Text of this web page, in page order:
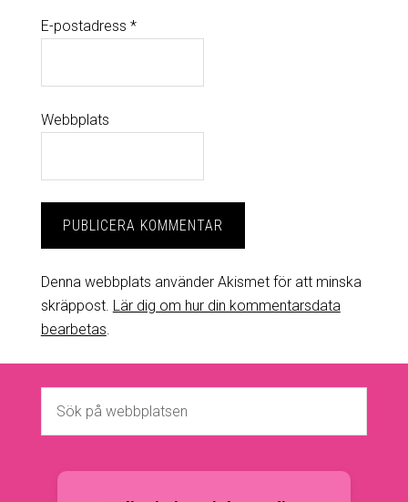
E-postadress *
Webbplats
Denna webbplats använder Akismet för att minska
skräppost. Lär dig om hur din kommentarsdata
bearbetas